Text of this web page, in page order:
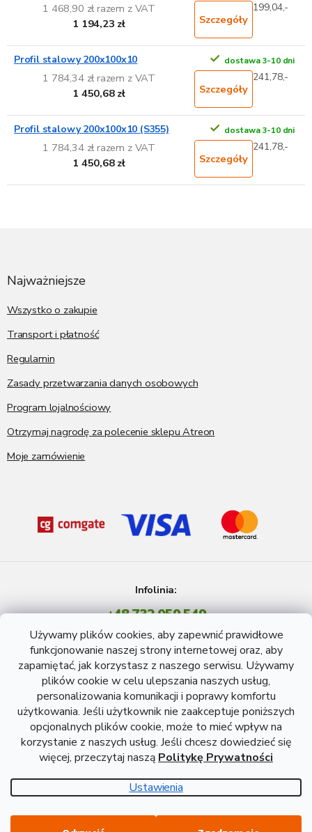
Używamy plików cookies, aby zapewnić prawidłowe
funkcjonowanie naszej strony internetowej oraz, aby
zapamiętać, jak korzystasz z naszego serwisu. Używamy
plików cookie w celu ulepszania naszych usług,
personalizowania komunikacji i poprawy komfortu
użytkowania. Jeśli użytkownik nie zaakceptuje poniższych
opcjonalnych plików cookie, może to mieć wpływ na
korzystanie z naszych usług. Jeśli chcesz dowiedzieć się
więcej, przeczytaj naszą Politykę Prywatności
Ustawienia
1 468,90 zł razem z VAT
1 194,23 zł
Szczegóły
199,04,-
Profil stalowy 200x100x10 dostawa 3-10 dni
1 784,34 zł razem z VAT
1 450,68 zł
Szczegóły
241,78,-
Profil stalowy 200x100x10 (S355) dostawa 3-10 dni
1 784,34 zł razem z VAT
1 450,68 zł
Szczegóły
241,78,-
Najważniejsze
Wszystko o zakupie
Transport i płatność
Regulamin
Zasady przetwarzania danych osobowych
Program lojalnościowy
Otrzymaj nagrodę za polecenie sklepu Atreon
Moje zamówienie
Infolinia:
+48 732 059 549
Pon - Pt: 8 - 15 godź.
info@atreon.pl
Opracował Shoptet